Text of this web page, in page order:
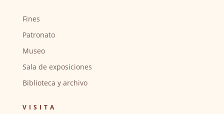
Fines
Patronato
Museo
Sala de exposiciones
Biblioteca y archivo
VISITA